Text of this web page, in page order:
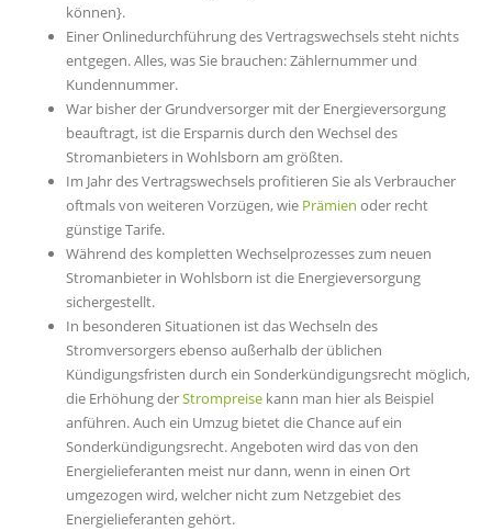
können}.
Einer Onlinedurchführung des Vertragswechsels steht nichts
entgegen. Alles, was Sie brauchen: Zählernummer und
Kundennummer.
War bisher der Grundversorger mit der Energieversorgung
beauftragt, ist die Ersparnis durch den Wechsel des
Stromanbieters in Wohlsborn am größten.
Im Jahr des Vertragswechsels profitieren Sie als Verbraucher
oftmals von weiteren Vorzügen, wie Prämien oder recht
günstige Tarife.
Während des kompletten Wechselprozesses zum neuen
Stromanbieter in Wohlsborn ist die Energieversorgung
sichergestellt.
In besonderen Situationen ist das Wechseln des
Stromversorgers ebenso außerhalb der üblichen
Kündigungsfristen durch ein Sonderkündigungsrecht möglich,
die Erhöhung derStrompreise kann man hier als Beispiel
anführen. Auch ein Umzug bietet die Chance auf ein
Sonderkündigungsrecht. Angeboten wird das von den
Energielieferanten meist nur dann, wenn in einen Ort
umgezogen wird, welcher nicht zum Netzgebiet des
Energielieferanten gehört.